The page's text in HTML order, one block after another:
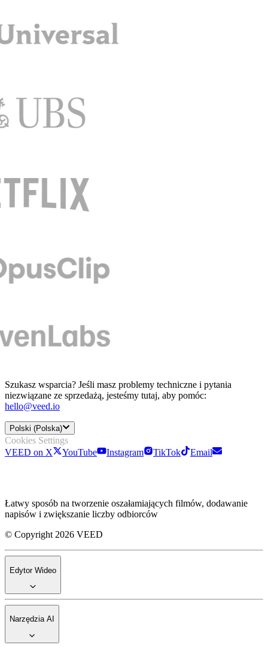
Szukasz wsparcia? Jeśli masz problemy techniczne i pytania
niezwiązane ze sprzedażą, jesteśmy tutaj, aby pomóc:
hello@veed.io
Polski (Polska)
Cookies Settings
VEED on X
YouTube Instagram TikTok Email
Łatwy sposób na tworzenie oszałamiających filmów, dodawanie
napisów i zwiększanie liczby odbiorców
© Copyright 2026 VEED
Edytor Wideo
Narzędzia AI